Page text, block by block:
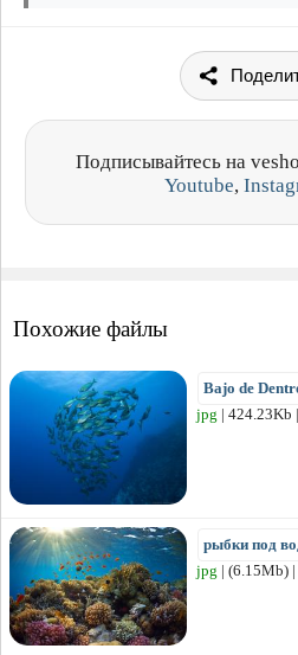
Подписывайтесь на
Youtube,
Похожие файлы
Bajo de
jpg | 424.23Kb
рыбки под
jpg | (6.15Mb) |